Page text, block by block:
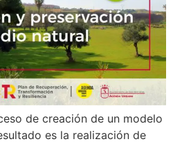
de creación de un modelo
es la realización de